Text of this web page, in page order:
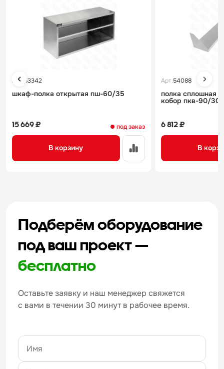
Арт. 53342
шкаф-полка открытая пш-60/35
под заказ
15 669 ₽
В корзину
Арт.54088
полка сплошная
кобор пкв-90/30
6 812 ₽
В
Подберём оборудование
под ваш проект —
бесплатно
Оставьте заявку и наш менеджер свяжется
с вами в течении 30 минут в рабочее время.